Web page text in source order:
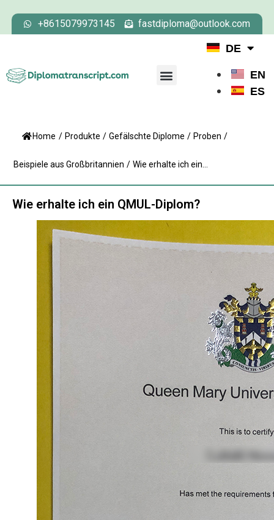
+8615079973145 fastdiploma@outlook.com
DE
EN
ES
Home / Produkte / Gefälschte Diplome / Proben /
Beispiele aus Großbritannien / Wie erhalte ich ein...
Wie erhalte ich ein QMUL-Diplom?